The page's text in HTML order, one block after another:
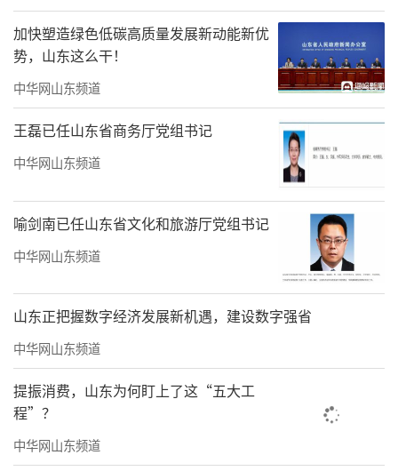
青春不需要任何人定义，但音乐却是年轻
人的“最优解”。当下，新青年音乐节定档9月
9日至10日落地青岛，正是让音乐与活力时尚
的“帆船之都”不谋而合。从前不久的青岛艾
可什机场音乐节，到5月20日的2023青岛西海岸
刘耕宏全民健身音乐嘉年华，再到即将举办的2
023青岛凤凰音乐节。纷至沓来的音乐活动为青
加快塑造绿色低碳高质量发展新动能新优
势，山东这么干！
中华网山东频道
王磊已任山东省商务厅党组书记
中华网山东频道
喻剑南已任山东省文化和旅游厅党组书记
中华网山东频道
山东正把握数字经济发展新机遇，建设数字强省
中华网山东频道
提振消费，山东为何盯上了这“五大工
程”？
中华网山东频道